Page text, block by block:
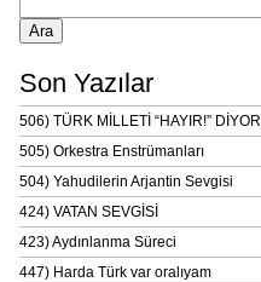
Son Yazılar
506) TÜRK MİLLETİ “HAYIR!” DİYOR
505) Orkestra Enstrümanları
504) Yahudilerin Arjantin Sevgisi
424) VATAN SEVGİSİ
423) Aydınlanma Süreci
447) Harda Türk var oralıyam